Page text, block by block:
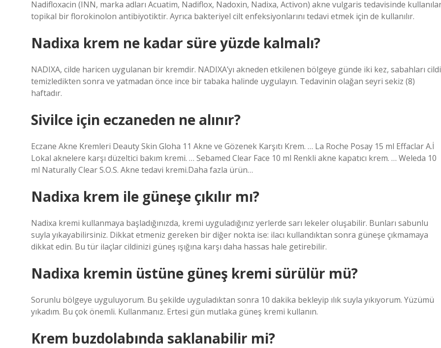
Nadifloxacin (INN, marka adları Acuatim, Nadiflox, Nadoxin, Nadixa, Activon) akne vulgaris tedavisinde
topikal bir florokinolon antibiyotiktir. Ayrıca bakteriyel cilt enfeksiyonlarını tedavi etmek için de kullanılır.
Nadixa krem ne kadar süre yüzde kalmalı?
NADIXA, cilde haricen uygulanan bir kremdir. NADIXA’yı akneden etkilenen bölgeye günde iki kez, sabahları cildi
temizledikten sonra ve yatmadan önce ince bir tabaka halinde uygulayın. Tedavinin olağan seyri sekiz (8)
haftadır.
Sivilce için eczaneden ne alınır?
Eczane Akne Kremleri Deauty Skin Gloha 11 Akne ve Gözenek Karşıtı Krem. … La Roche Posay 15 ml Effaclar A.İ
Lokal aknelere karşı düzeltici bakım kremi. … Sebamed Clear Face 10 ml Renkli akne kapatıcı krem. … Weleda 10
ml Naturally Clear S.O.S. Akne tedavi kremi.Daha fazla ürün…
Nadixa krem ile güneşe çıkılır mı?
Nadixa kremi kullanmaya başladığınızda, kremi uyguladığınız yerlerde sarı lekeler oluşabilir. Bunları sabunlu
suyla yıkayabilirsiniz. Dikkat etmeniz gereken bir diğer nokta ise: ilacı kullandıktan sonra güneşe çıkmamaya
dikkat edin. Bu tür ilaçlar cildinizi güneş ışığına karşı daha hassas hale getirebilir.
Nadixa kremin üstüne güneş kremi sürülür mü?
Sorunlu bölgeye uyguluyorum. Bu şekilde uyguladıktan sonra 10 dakika bekleyip ılık suyla yıkıyorum. Yüzümü
yıkadım. Bu çok önemli. Kullanmanız. Ertesi gün mutlaka güneş kremi kullanın.
Krem buzdolabında saklanabilir mi?